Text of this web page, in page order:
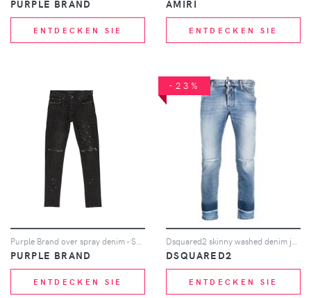
PURPLE BRAND
ENTDECKEN SIE
AMIRI
ENTDECKEN SIE
PURPLE BRAND
ENTDECKEN SIE
-23%
DSQUARED2
ENTDECKEN SIE